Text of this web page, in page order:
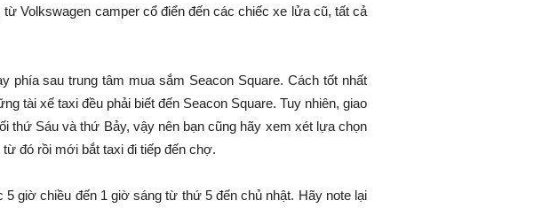
Volkswagen camper cổ điển đến các chiếc xe lửa cũ, tất cả
phía sau trung tâm mua sắm Seacon Square. Cách tốt nhất
tài xế taxi đều phải biết đến Seacon Square. Tuy nhiên, giao
thứ Sáu và thứ Bảy, vậy nên bạn cũng hãy xem xét lựa chọn
đó rồi mới bắt taxi đi tiếp đến chợ.
giờ chiều đến 1 giờ sáng từ thứ 5 đến chủ nhật. Hãy note lại